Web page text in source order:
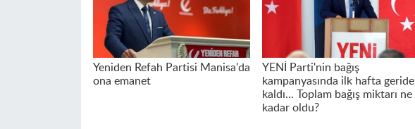
Yeniden Refah Partisi Manisa'da
ona emanet
YENİ Parti'nin bağış
kampanyasında ilk hafta geride
kaldı... Toplam bağış miktarı ne
kadar oldu?